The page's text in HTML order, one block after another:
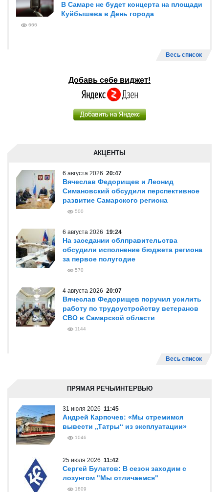
В Самаре не будет концерта на площади
Куйбышева в День города
666
Весь список
Добавь себе виджет!
АКЦЕНТЫ
6 августа 2026 20:47
Вячеслав Федорищев и Леонид
Симановский обсудили перспективное
развитие Самарского региона
500
6 августа 2026 19:24
На заседании облправительства
обсудили исполнение бюджета региона
за первое полугодие
570
4 августа 2026 20:07
Вячеслав Федорищев поручил усилить
работу по трудоустройству ветеранов
СВО в Самарской области
1144
Весь список
ПРЯМАЯ РЕЧЬ/ИНТЕРВЬЮ
31 июля 2026 11:45
Андрей Карпочев: «Мы стремимся
вывести „Татры“ из эксплуатации»
1046
25 июля 2026 11:42
Сергей Булатов: В сезон заходим с
лозунгом "Мы отличаемся"
1809